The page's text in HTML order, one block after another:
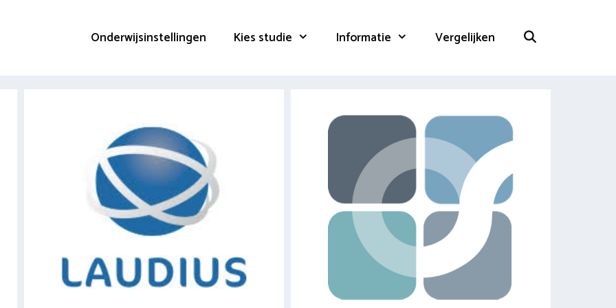
Onderwijsinstellingen Kies studie Informatie Vergelijken